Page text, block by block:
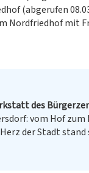
(abgerufen
Nordfriedhof mit
des
vom Hof
Herz der Stadt